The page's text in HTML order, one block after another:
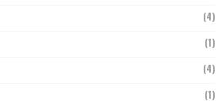
(4)
(1)
(4)
(1)